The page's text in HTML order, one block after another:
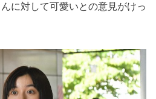
に対して可愛いとの意見がけっ